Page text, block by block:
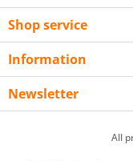
Shop service
Information
Newsletter
All